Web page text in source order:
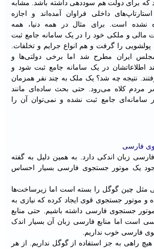
که برای دولت هم سوددهی داشته باشد. مشابه
داخلی فراوان آمده‌اند و اجازه
نشده است. برای مثال در همه دنیا، همه
مالی و ملکی خود را در یک سامانه جامع ثبت
پولشویی را گرفت و هم انواع جرایم و تخلفات.
ایران مطرح شد اما برخی دولتی‌ها و
اطلاعاتشان در یک سامانه جامع ثبت شود و
نتیجه چه شد؟ یک ملک به چند نفر همزمان
مردم کلاه می‌رود. حتی بحث ساده‌ای مانند
سامانه‌ای جامع ثبت نشده و نمی‌توان آن را
فارسی
زبان اندکی دارد. به همین دلیل به گفته
یک موتور جستجوی فارسی بسیار احساس
مثل چین گوگل را بسته است اما زیرساخت‌ها
و موتور جستجوی قوی ایجاد کرده که نیازی به
جستجوی فارسی داشته باشیم. حتی منابع
است اما منابع فارسی زبان آن بسیار اندک
فارسی خوب نداریم.
هیچ راهی به جز استفاده از گوگل نداریم. از هر